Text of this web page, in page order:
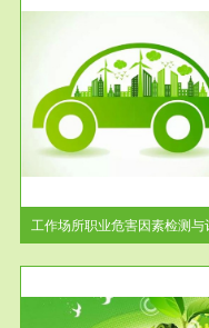
服务范围
工作场所职业危害现状
【现状评价意义】：具体
-通过质谱分析等多种手
工作场...